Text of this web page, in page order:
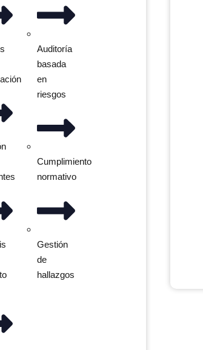
Auditoría
basada
en
riesgos
Cumplimiento
normativo
Gestión
de
hallazgos